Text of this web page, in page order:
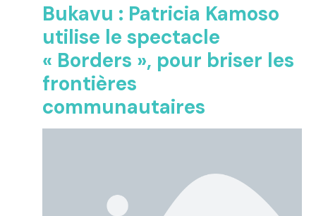
Bukavu : Patricia Kamoso
utilise le spectacle
« Borders », pour briser les
frontières
communautaires